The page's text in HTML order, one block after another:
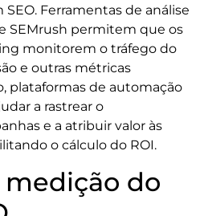
Ferramentas de análise
SEMrush permitem que os
monitorem o tráfego do
e outras métricas
plataformas de automação
a rastrear o
e a atribuir valor às
o cálculo do ROI.
medição do